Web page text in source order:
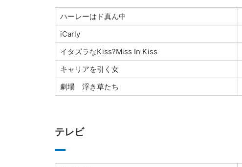
ハーレーはド真ん中
iCarly
イタズラなKiss?Miss In Kiss
キャリアを引く女
劇場 浮き草たち
テレビ